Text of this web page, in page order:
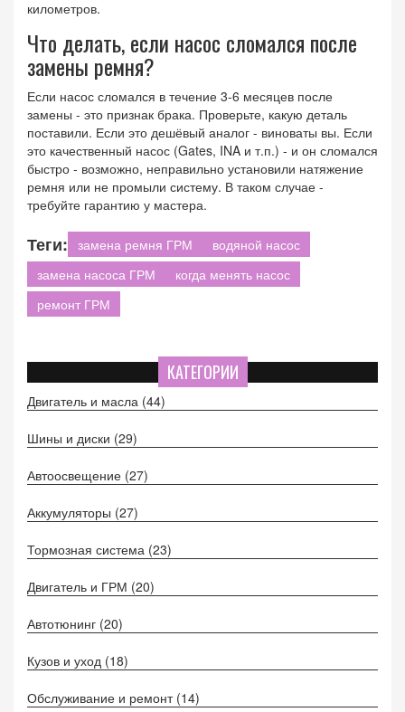
километров.
Что делать, если насос сломался после
замены ремня?
Если насос сломался в течение 3-6 месяцев после
замены - это признак брака. Проверьте, какую деталь
поставили. Если это дешёвый аналог - виноваты вы. Если
это качественный насос (Gates, INA и т.п.) - и он сломался
быстро - возможно, неправильно установили натяжение
ремня или не промыли систему. В таком случае -
требуйте гарантию у мастера.
Теги: замена ремня ГРМ
водяной насос
замена насоса ГРМ
когда менять насос
ремонт ГРМ
КАТЕГОРИИ
Двигатель и масла (44)
Шины и диски (29)
Автоосвещение (27)
Аккумуляторы (27)
Тормозная система (23)
Двигатель и ГРМ (20)
Автотюнинг (20)
Кузов и уход (18)
Обслуживание и ремонт (14)